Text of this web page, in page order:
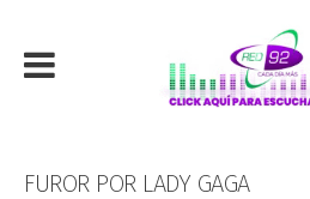
FUROR POR LADY GAGA